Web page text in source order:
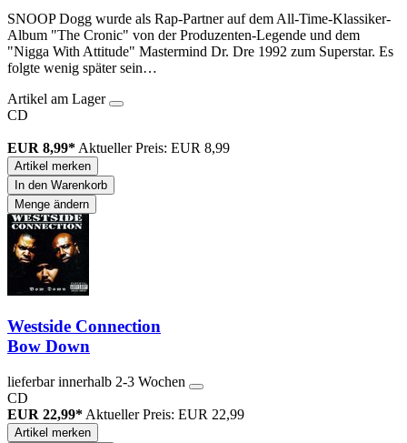
SNOOP Dogg wurde als Rap-Partner auf dem All-Time-Klassiker-
Album "The Cronic" von der Produzenten-Legende und dem
"Nigga With Attitude" Mastermind Dr. Dre 1992 zum Superstar. Es
folgte wenig später sein…
Artikel am Lager
CD
EUR 8,99*Aktueller Preis: EUR 8,99
Artikel merken
In den Warenkorb
Menge ändern
Westside Connection
Bow Down
lieferbar innerhalb 2-3 Wochen
CD
EUR 22,99* Aktueller Preis: EUR 22,99
Artikel merken